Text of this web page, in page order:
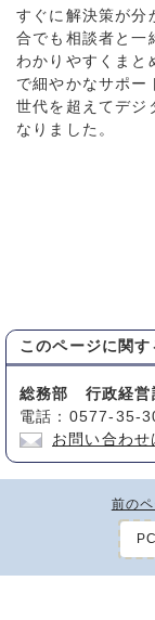
すぐに解決策が分
合でも相談者と一
わかりやすくまと
で細やかなサポー
世代を超えてデジ
なりました。
このページに関す
総務部 行政経営
電話：0577-35-
お問い合わせ
前の